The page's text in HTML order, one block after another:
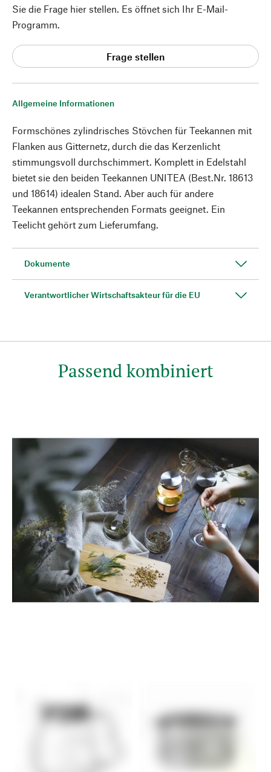
Allgemeine Informationen
Formschönes zylindrisches Stövchen für Teekannen mit
Flanken aus Gitternetz, durch die das Kerzenlicht
stimmungsvoll durchschimmert. Komplett in Edelstahl
bietet sie den beiden Teekannen UNITEA (Best.Nr. 18613
und 18614) idealen Stand. Aber auch für andere
Teekannen entsprechenden Formats geeignet. Ein
Teelicht gehört zum Lieferumfang.
Dokumente
Verantwortlicher Wirtschaftsakteur für die EU
Sie die Frage hier stellen. Es öffnet sich Ihr E-Mail-
Programm.
Frage stellen
Passend kombiniert